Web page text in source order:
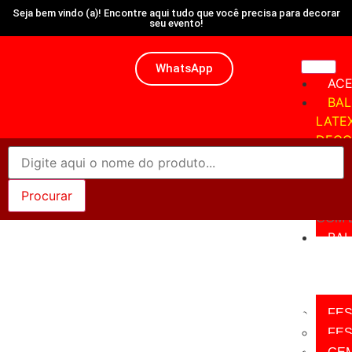
Seja bem vindo (a)! Encontre aqui tudo que você precisa para decorar
seu evento!
WhatsApp
COM
COM
Categoria: Balões
10'' decorado com